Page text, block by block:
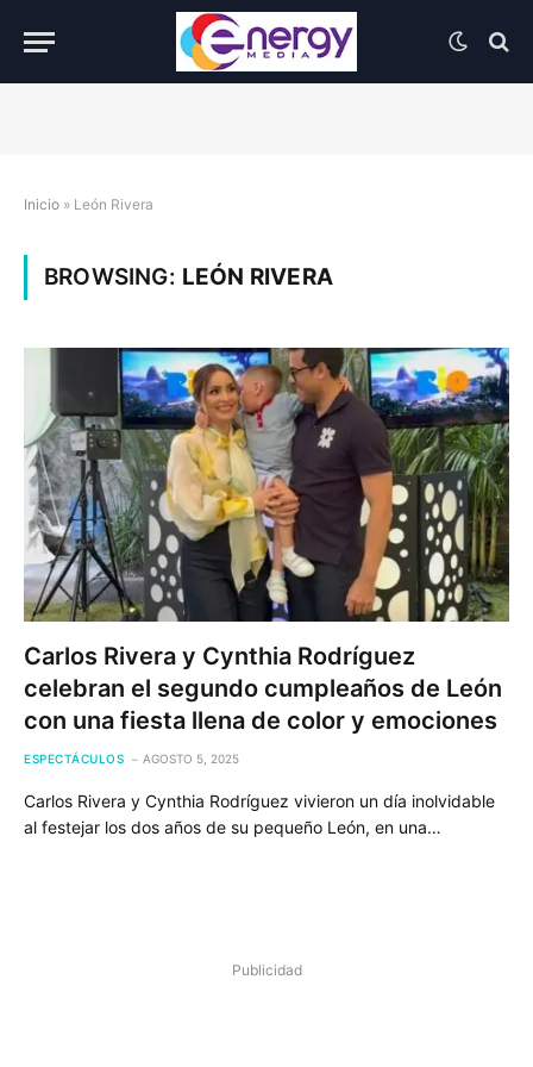
Inicio » León Rivera
BROWSING: LEÓN RIVERA
Carlos Rivera y Cynthia Rodríguez
celebran el segundo cumpleaños de León
con una fiesta llena de color y emociones
ESPECTÁCULOS AGOSTO 5, 2025
Carlos Rivera y Cynthia Rodríguez vivieron un día inolvidable
al festejar los dos años de su pequeño León, en una…
Publicidad